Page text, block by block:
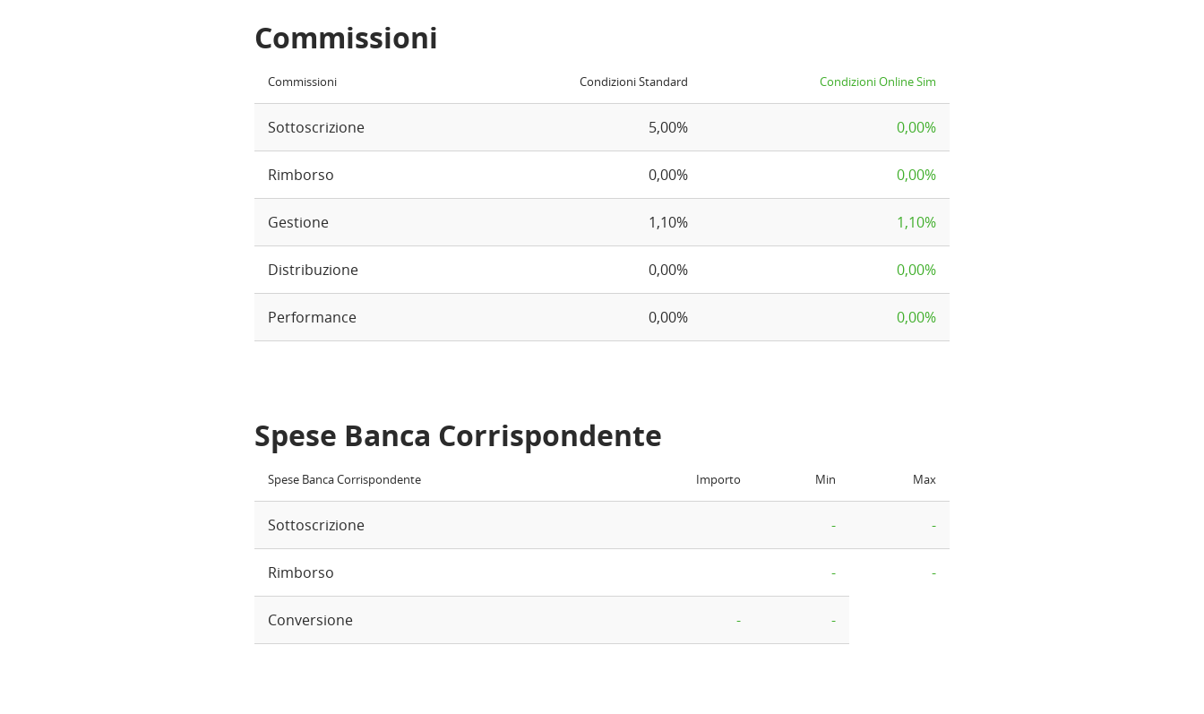
Commissioni
Commissioni Condizioni Standard Condizioni Online Sim
Sottoscrizione 5,00% 0,00%
Rimborso 0,00% 0,00%
Gestione 1,10% 1,10%
Distribuzione 0,00% 0,00%
Performance 0,00% 0,00%
Spese Banca Corrispondente
Spese Banca Corrispondente Importo Min Max
Sottoscrizione - -
Rimborso - -
Conversione - -